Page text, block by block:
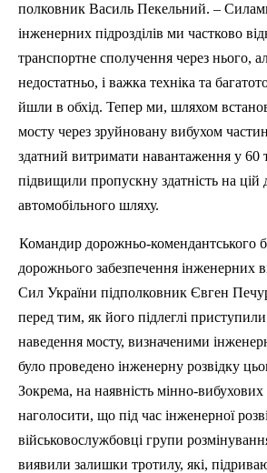
полковник Василь Пекельний. –
інженерних підрозділів ми частково
транспортне сполучення через нього,
недостатньо, і важка техніка та
йшли в обхід. Тепер ми, шляхом
мосту через зруйновану вибухом
здатний витримати навантаження у 60
підвищили пропускну здатність на цій
автомобільного шляху.
Командир дорожньо-комендантського
дорожнього забезпечення інженерних
Сил України підполковник Євген
перед тим, як його підлеглі
наведення мосту, визначеними
було проведено інженерну розвідку
Зокрема, на наявність мінно-
наголосити, що під час інженерної
військовослужбовці групи
виявили залишки тротилу, які,